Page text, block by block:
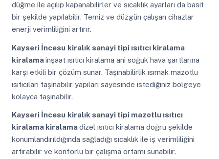
düğme ile açılıp kapanabilirler ve sıcaklık ayarları da basit
bir şekilde yapılabilir. Temiz ve düzgün çalışan cihazlar
enerji verimliliğini artırır.
Kayseri İncesu kiralık sanayi tipi ısıtıcı kiralama
kiralamainşaat ısıtıcı kiralama ani soğuk hava şartlarına
karşı etkili bir çözüm sunar. Taşınabilirlik ısımak mazotlu
ısıtıcıları taşınabilir yapıları sayesinde istediğiniz bölgeye
kolayca taşınabilir.
Kayseri İncesu kiralık sanayi tipi mazotlu ısıtıcı
kiralama kiralamadizel ısıtıcı kiralama doğru şekilde
konumlandırıldığında sağladığı sıcaklık ile iş verimliliğini
artırabilir ve konforlu bir çalışma ortamı sunabilir.